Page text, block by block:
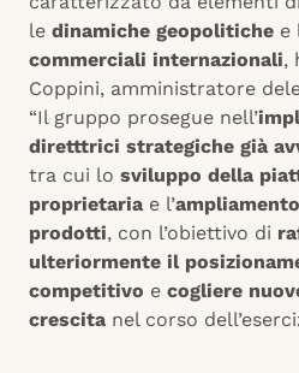
le dinamiche geopolitiche e
commerciali internazionali,
Coppini, amministratore
“Il gruppo prosegue nell’
diretttrici strategiche già
tra cui lo sviluppo della
proprietaria e l’
prodotti, con l’obiettivo di
ulteriormente il
competitivo e cogliere
crescita nel corso